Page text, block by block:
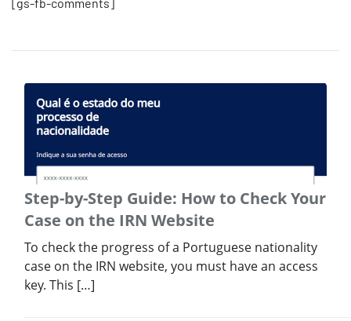
Step-by-Step Guide: How to Check Your
Case on the IRN Website
To check the progress of a Portuguese nationality
case on the IRN website, you must have an access
key. This […]